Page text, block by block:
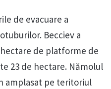
de evacuare a
Becciev a
de platforme de
23 de hectare. Nămolul
amplasat pe teritoriul